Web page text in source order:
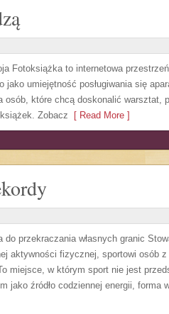
Fotoksiążka to internetowa
umiejętność posługiwania się
osób, które chcą doskonalić warsztat,
Zobacz [ Read More ]
przekraczania własnych granic
aktywności fizycznej, sportowi osób z
miejsce, w którym sport nie jest
jako źródło codziennej energii, forma